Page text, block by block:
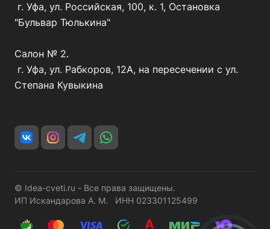
г. Уфа, ул. Российская, 100, к. 1, Остановка
"Бульвар Тюлькина"
Салон № 2.
г. Уфа, ул. Рабкоров, 12А, на пересечении с ул.
Степана Кувыкина
© Idea-cveti.ru - Все права защищены.
ИП Искандарова А. М. ИНН 023301125499